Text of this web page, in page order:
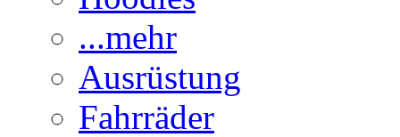
...mehr
Ausrüstung
Fahrräder